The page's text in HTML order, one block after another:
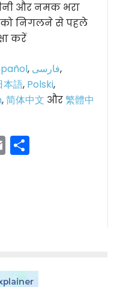
और नमक भरा
को निगलने से पहले
करें
, فارسی,
本語, Polski,
,简体中文 और繁體中
Email